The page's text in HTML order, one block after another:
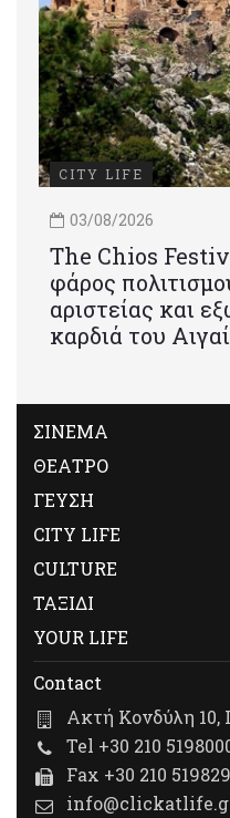
CITY LIFE
03/08/2026
Τhe Chios
φάρος
αριστείας και
καρδιά του
ΣΙΝΕΜΑ
ΘΕΑΤΡΟ
ΓΕΥΣΗ
CITY LIFE
CULTURE
ΤΑΞΙΔΙ
YOUR LIFE
Contact
Ακτή Κονδύλη 10,
Tel +30 210
Fax +30 210